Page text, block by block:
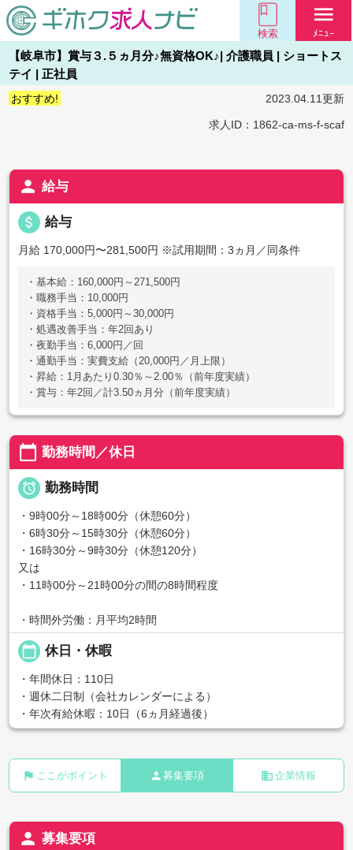
検索
menu
ﾒﾆｭｰ
【岐阜市】賞与３.５ヵ月分♪無資格OK♪| 介護職員 | ショートス
テイ | 正社員
おすすめ! 2023.04.11更新
求人ID：1862-ca-ms-f-scaf
person 給与
attach_money 給与
月給 170,000円〜281,500円 ※試用期間：3ヵ月／同条件
・基本給：160,000円～271,500円
・職務手当：10,000円
・資格手当：5,000円～30,000円
・処遇改善手当：年2回あり
・夜勤手当：6,000円／回
・通勤手当：実費支給（20,000円／月上限）
・昇給：1月あたり0.30％～2.00％（前年度実績）
・賞与：年2回／計3.50ヵ月分（前年度実績）
calendar_today 勤務時間／休日
 勤務時間
・9時00分～18時00分（休憩60分）
・6時30分～15時30分（休憩60分）
・16時30分～9時30分（休憩120分）
又は
・11時00分～21時00分の間の8時間程度
・時間外労働：月平均2時間
calendar_today 休日・休暇
・年間休日：110日
・週休二日制（会社カレンダーによる）
・年次有給休暇：10日（6ヵ月経過後）
flag ここがポイント person 募集要項 business 企業情報
person 募集要項